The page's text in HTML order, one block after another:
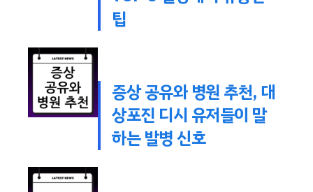
팁
증상 공유와 병원 추천, 대
상포진 디시 유저들이 말
하는 발병 신호